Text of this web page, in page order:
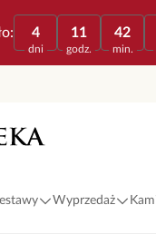
4
dni
11
godz.
42
min.
Wyprzedaż